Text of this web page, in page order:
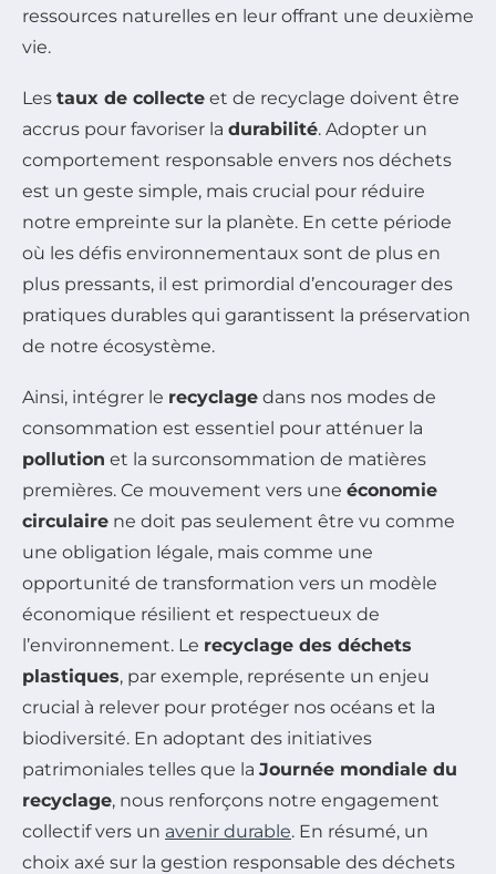
ressources naturelles en leur offrant une deuxième
vie.
Les taux de collecte et de recyclage doivent être
accrus pour favoriser la durabilité. Adopter un
comportement responsable envers nos déchets
est un geste simple, mais crucial pour réduire
notre empreinte sur la planète. En cette période
où les défis environnementaux sont de plus en
plus pressants, il est primordial d’encourager des
pratiques durables qui garantissent la préservation
de notre écosystème.
Ainsi, intégrer le recyclage dans nos modes de
consommation est essentiel pour atténuer la
pollution et la surconsommation de matières
premières. Ce mouvement vers une économie
circulaire ne doit pas seulement être vu comme
une obligation légale, mais comme une
opportunité de transformation vers un modèle
économique résilient et respectueux de
l’environnement. Le recyclage des déchets
plastiques, par exemple, représente un enjeu
crucial à relever pour protéger nos océans et la
biodiversité. En adoptant des initiatives
patrimoniales telles que la Journée mondiale du
recyclage, nous renforçons notre engagement
collectif vers un avenir durable. En résumé, un
choix axé sur la gestion responsable des déchets